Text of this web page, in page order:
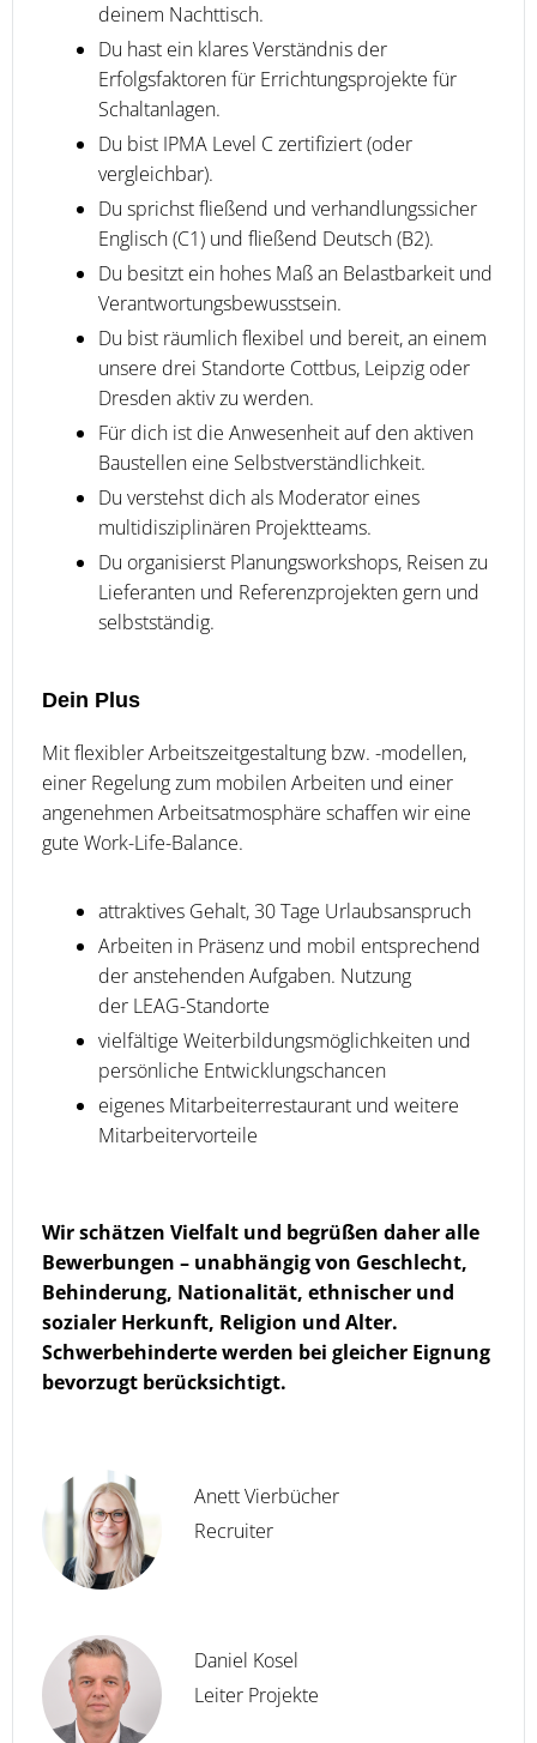
deinem Nachttisch.
Du hast ein klares Verständnis der
Erfolgsfaktoren für Errichtungsprojekte für
Schaltanlagen.
Du bist IPMA Level C zertifiziert (oder
vergleichbar).
Du sprichst fließend und verhandlungssicher
Englisch (C1) und fließend Deutsch (B2).
Du besitzt ein hohes Maß an Belastbarkeit und
Verantwortungsbewusstsein.
Du bist räumlich flexibel und bereit, an einem
unsere drei Standorte Cottbus, Leipzig oder
Dresden aktiv zu werden.
Für dich ist die Anwesenheit auf den aktiven
Baustellen eine Selbstverständlichkeit.
Du verstehst dich als Moderator eines
multidisziplinären Projektteams.
Du organisierst Planungsworkshops, Reisen zu
Lieferanten und Referenzprojekten gern und
selbstständig.
Dein Plus
Mit flexibler Arbeitszeitgestaltung bzw. -modellen,
einer Regelung zum mobilen Arbeiten und einer
angenehmen Arbeitsatmosphäre schaffen wir eine
gute Work-Life-Balance.
attraktives Gehalt, 30 Tage Urlaubsanspruch
Arbeiten in Präsenz und mobil entsprechend
der anstehenden Aufgaben. Nutzung
der LEAG-Standorte
vielfältige Weiterbildungsmöglichkeiten und
persönliche Entwicklungschancen
eigenes Mitarbeiterrestaurant und weitere
Mitarbeitervorteile
Wir schätzen Vielfalt und begrüßen daher alle
Bewerbungen – unabhängig von Geschlecht,
Behinderung, Nationalität, ethnischer und
sozialer Herkunft, Religion und Alter.
Schwerbehinderte werden bei gleicher Eignung
bevorzugt berücksichtigt.
Anett Vierbücher
Recruiter
Daniel Kosel
Leiter Projekte